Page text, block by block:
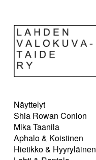
Näyttelyt
Shia Rowan Conlon
Mika Taanila
Aphalo & Koistinen
Hietikko & Hyyryläinen